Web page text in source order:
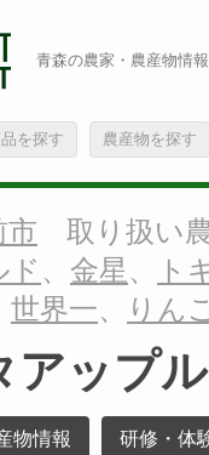
青森の農家・農産物情
を探す 農産物を探す
市 取り扱い農
ド 、 金星、 ト
世界一、 りん
アップル
物情報 研修・体